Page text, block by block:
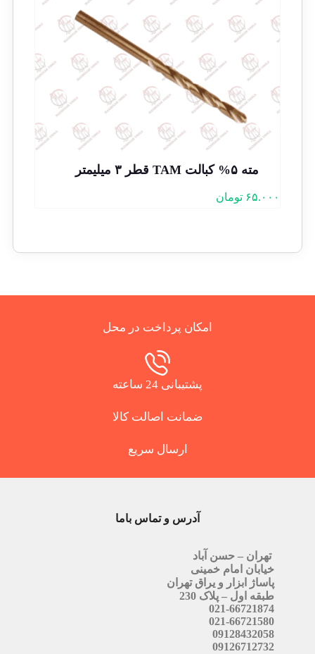
مته ۵% کبالت TAM قطر ۳ میلیمتر
۶۵.۰۰۰ تومان
امکان پرداخت در محل
پشتیبانی 24 ساعته
ضمانت اصالت کالا
ارسال سریع
آدرس و تماس باما
تهران – حسن آباد
خیابان امام خمینی
پاساژ ابزار و یراق تهران
طبقه اول – پلاک 230
021-66721874
021-66721580
09128432058
09126712732